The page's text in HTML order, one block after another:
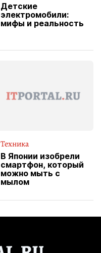
Детские
электромобили:
мифы и реальность
Техника
В Японии изобрели
смартфон, который
можно мыть с
мылом